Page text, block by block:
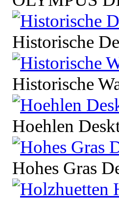
Historische
Historische
Hoehlen
Hohes Gras